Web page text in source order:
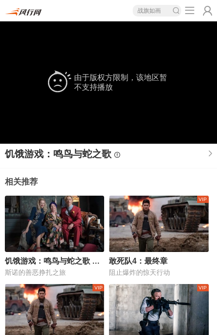
战旗如画
由于版权方限制，该地区暂
不支持播放
饥饿游戏：鸣鸟与蛇之歌
相关推荐
饥饿游戏：鸣鸟与蛇之歌 普通话版
斯诺的善恶挣扎之旅
敢死队4：最终章
阻止爆炸的惊天行动